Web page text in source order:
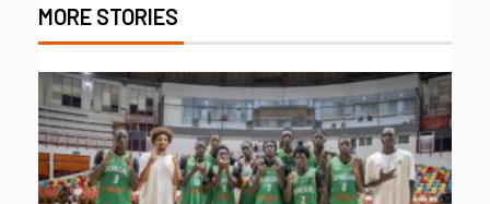
MORE STORIES